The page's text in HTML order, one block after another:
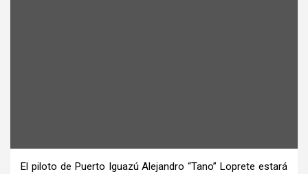
El piloto de Puerto Iguazú Alejandro “Tano” Loprete estará